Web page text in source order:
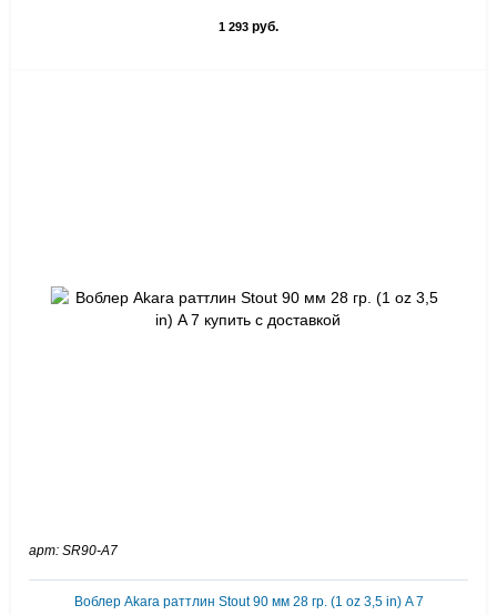
1 293 руб.
арт: SR90-A7
Воблер Akara раттлин Stout 90 мм 28 гр. (1 oz 3,5 in) A 7